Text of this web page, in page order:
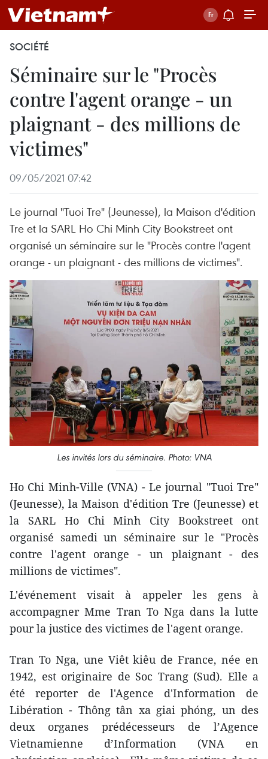
SOCIÉTÉ
Séminaire sur le "Procès
contre l'agent orange - un
plaignant - des millions de
victimes"
09/05/2021 07:42
Le journal "Tuoi Tre" (Jeunesse), la Maison d'édition
Tre et la SARL Ho Chi Minh City Bookstreet ont
organisé un séminaire sur le "Procès contre l'agent
orange - un plaignant - des millions de victimes".
Les invités lors du séminaire. Photo: VNA
Ho Chi Minh-Ville (VNA) - Le journal "Tuoi Tre"
(Jeunesse), la Maison d'édition Tre (Jeunesse) et
la SARL Ho Chi Minh City Bookstreet ont
organisé samedi un séminaire sur le "Procès
contre l'agent orange - un plaignant - des
millions de victimes".
L'événement visait à appeler les gens à
accompagner Mme Tran To Nga dans la lutte
pour la justice des victimes de l'agent orange.
Tran To Nga, une Viêt kiêu de France, née en
1942, est originaire de Soc Trang (Sud). Elle a
été reporter de l'Agence d'Information de
Libération - Thông tân xa giai phóng, un des
deux organes prédécesseurs de l’Agence
Vietnamienne d’Information (VNA en